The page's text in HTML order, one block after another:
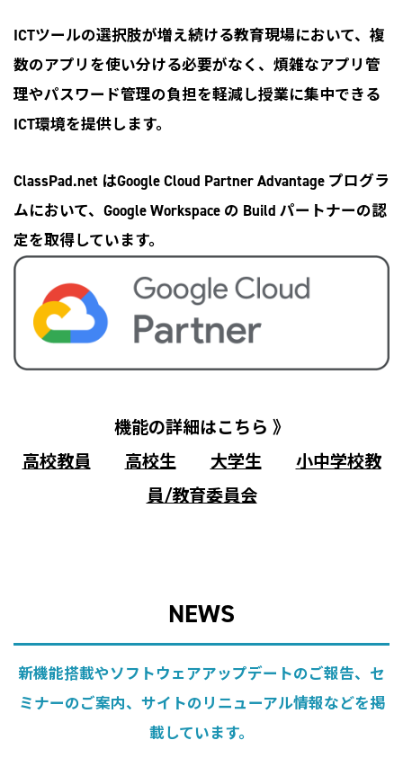
ICTツールの選択肢が増え続ける教育現場において、複
数のアプリを使い分ける必要がなく、煩雑なアプリ管
理やパスワード管理の負担を軽減し授業に集中できる
ICT環境を提供します。
ClassPad.net はGoogle Cloud Partner Advantage プログラ
ムにおいて、Google Workspace の Build パートナーの認
定を取得しています。
機能の詳細はこちら 》
高校教員
高校生 大学生
小中学校教
員/教育委員会
NEWS
新機能搭載やソフトウェアアップデートのご報告、セ
ミナーのご案内、サイトのリニューアル情報などを掲
載しています。